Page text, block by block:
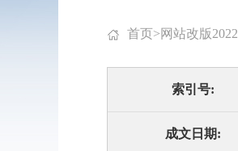
首页>网站改版2022
索引号:
成文日期: